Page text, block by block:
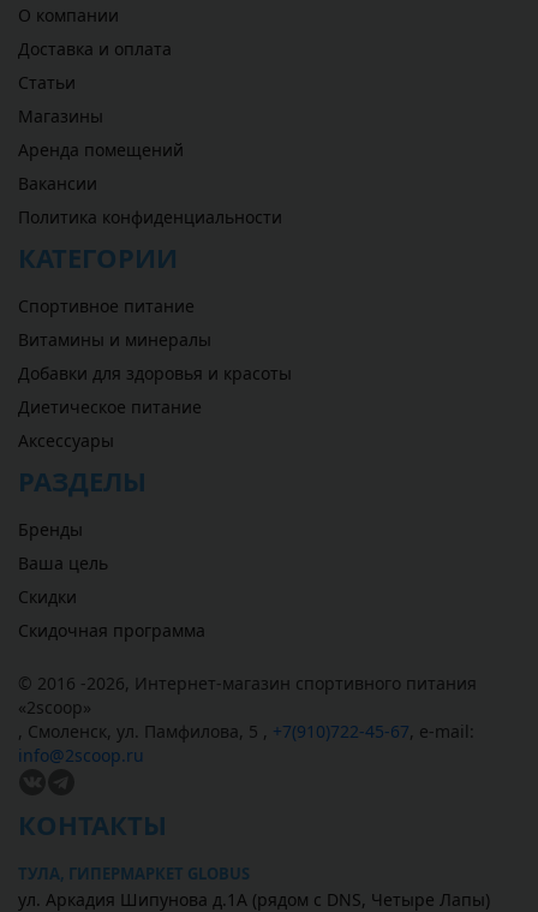
О компании
Доставка и оплата
Статьи
Магазины
Аренда помещений
Вакансии
Политика конфиденциальности
КАТЕГОРИИ
Спортивное питание
Витамины и минералы
Добавки для здоровья и красоты
Диетическое питание
Аксессуары
РАЗДЕЛЫ
Бренды
Ваша цель
Скидки
Скидочная программа
© 2016 -2026, Интернет-магазин спортивного питания
«2scoop»
, Смоленск, ул. Памфилова, 5 , +7(910)722-45-67, e-mail:
info@2scoop.ru
КОНТАКТЫ
ТУЛА, ГИПЕРМАРКЕТ GLOBUS
ул. Аркадия Шипунова д.1А (рядом с DNS, Четыре Лапы)